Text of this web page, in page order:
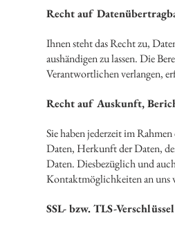
Recht auf
Ihnen steht das Recht zu,
aushändigen zu lassen. Die
Verantwortlichen verlangen,
Recht auf Auskunft,
Sie haben jederzeit im
Daten, Herkunft der Daten,
Daten. Diesbezüglich und
Kontaktmöglichkeiten an uns
SSL- bzw. TLS-